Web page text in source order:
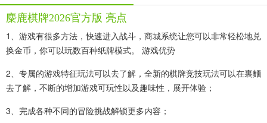
麋鹿棋牌2026官方版 亮点
1、游戏有很多方法，快速进入战斗，商城系统让您可以非常轻松地兑
换金币，你可以玩数百种纸牌模式。 游戏优势
2、专属的游戏特征玩法可以去了解，全新的棋牌竞技玩法可以在裏麵
去了解，不断的增加游戏可玩性以及趣味性，展开体验；
3、完成各种不同的冒险挑战解锁更多内容；